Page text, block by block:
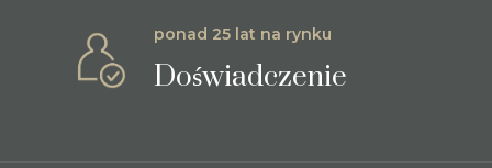
ponad 25 lat na rynku
Doświadczenie